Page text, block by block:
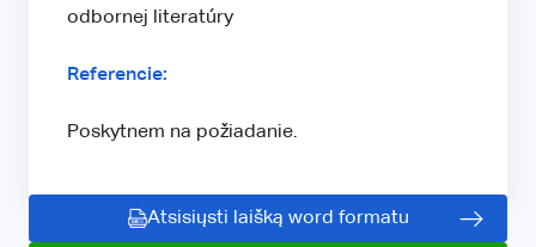
odbornej literatúry
Referencie:
Poskytnem na požiadanie.
Atsisiųsti laišką word formatu